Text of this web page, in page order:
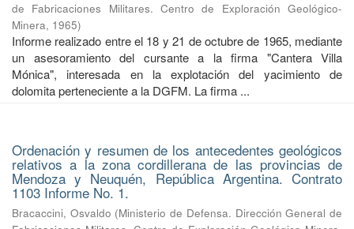
de Fabricaciones Militares. Centro de Exploración Geológico-
Minera, 1965)
Informe realizado entre el 18 y 21 de octubre de 1965, mediante
un asesoramiento del cursante a la firma "Cantera Villa
Mónica", interesada en la explotación del yacimiento de
dolomita perteneciente a la DGFM. La firma ...
Ordenación y resumen de los antecedentes geológicos
relativos a la zona cordillerana de las provincias de
Mendoza y Neuquén, República Argentina. Contrato
1103 Informe No. 1.
Bracaccini, Osvaldo (Ministerio de Defensa. Dirección General de